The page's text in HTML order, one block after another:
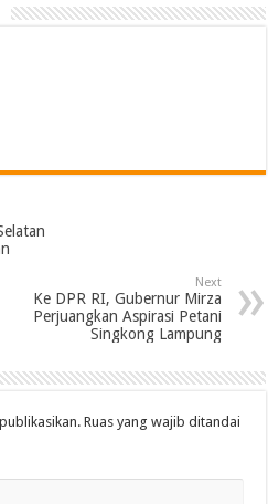
Next
Ke DPR RI, Gubernur Mirza
Perjuangkan Aspirasi Petani
Singkong Lampung
Ruas yang wajib ditandai